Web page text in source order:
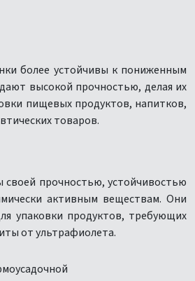
более устойчивы к пониженным
высокой прочностью, делая их
пищевых продуктов, напитков,
товаров.
прочностью, устойчивостью
активным веществам. Они
упаковки продуктов, требующих
от ультрафиолета.